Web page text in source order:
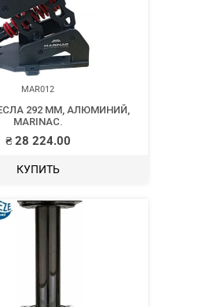
MAR012
292 ММ, АЛЮМИНИЙ,
MARINAC.
₴28 224.00
КУПИТЬ